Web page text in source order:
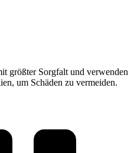
größter Sorgfalt und verwenden
um Schäden zu vermeiden.